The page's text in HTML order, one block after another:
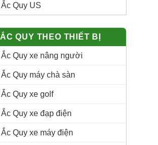
Ắc Quy US
ẮC QUY THEO THIẾT BỊ
Ắc Quy xe nâng người
Ắc Quy máy chà sàn
Ắc Quy xe golf
Ắc Quy xe đạp điện
Ắc Quy xe máy điện